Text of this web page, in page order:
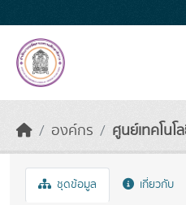
องค์กร ศูนย์เทคโนโ
ชุดข้อมูล เกี่ยวกับ